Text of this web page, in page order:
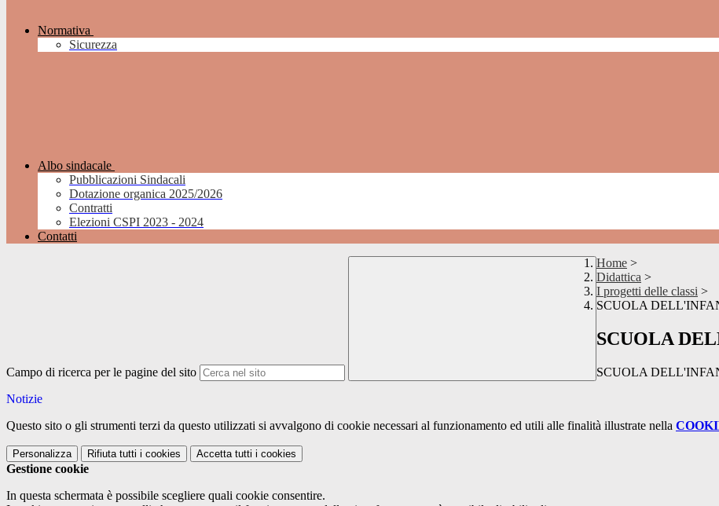
Normativa
Sicurezza
Albo sindacale
Pubblicazioni Sindacali
Dotazione organica 2025/2026
Contratti
Elezioni CSPI 2023 - 2024
Contatti
Campo di ricerca per le pagine del sito
Home >
Didattica >
I progetti delle classi >
SCUOLA
SCUOLA
SCUOLA
Notizie
Questo sito o gli strumenti terzi da questo utilizzati si avvalgono di cookie necessari al funzionamento ed utili alle finalità illustrate nella
Personalizza Rifiuta tutti i cookies Accetta tutti i cookies
Gestione cookie
In questa schermata è possibile scegliere quali cookie consentire.